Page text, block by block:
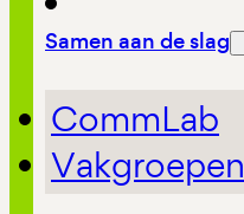
Samen aan de slag
CommLab
Vakgroepen